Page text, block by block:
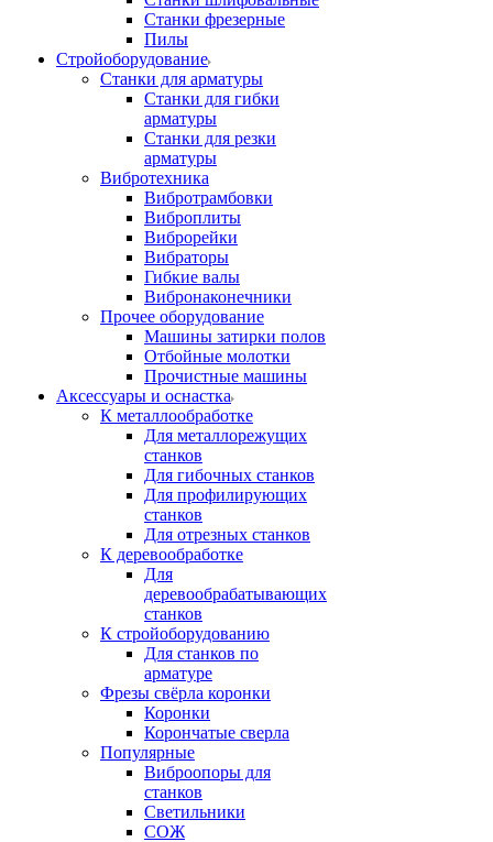
Станки фрезерные
Пилы
Стройоборудование
Станки для арматуры
Станки для гибки
арматуры
Станки для резки
арматуры
Вибротехника
Вибротрамбовки
Виброплиты
Виброрейки
Вибраторы
Гибкие валы
Вибронаконечники
Прочее оборудование
Машины затирки полов
Отбойные молотки
Прочистные машины
Аксeccyapы и оснастка
К металлообработке
Для металлорежущих
станков
Для гибочных станков
Для профилирующих
станков
Для отрезных станков
К деревообработке
Для
деревообрабатывающих
станков
К стройоборудованию
Для станков по
арматуре
Фрезы свёрла коронки
Коронки
Корончатые сверла
Популярные
Виброопоры для
станков
Светильники
СОЖ